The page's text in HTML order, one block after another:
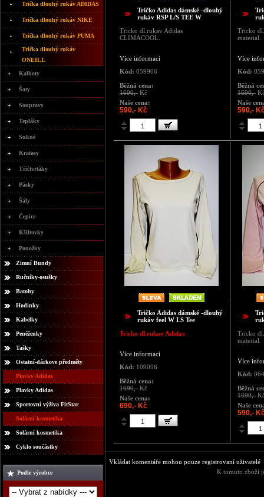
Trička dlouhý rukáv ADIDAS
Trička dlouhý rukáv NIKE
Trička dlouhý rukáv PUMA
Trička dlouhý rukáv
ONEILL
Kalhoty
Šaty
Soupravy
Tepláky
Sukně
Kratasy
Třičtvrtáky
Pásky
Šály
Čepice
Kšiltovky
Ponožky
Zimní Bundy
Ručníky-osušky
Batohy
Hodinky
Kabelky
Peněženky
Tašky
Ostatní-dárkove předměty
Plavky Adidas
Plavky Adidas
Sportovní výživa FitStar
Solární kosmetika
Solární kosmetika
Cyklo součástky
Podle výrobce
Tričko Adidas dámské -dlouhý
rukáv RSP L/S TEE W
Tricko dl.rukav Adidas
CLIMACOOL.
Více informací
Kód: 059906
Běžná cena:
1690,- Kč
Naše cena:
590,- Kč
Tricko
material.
Více
Kód:
Běžná
1690,-
Naše
590,-
Tričko Adidas dámské -dlouhý
rukáv feel W LS Tee
Tricko dl.rukav Adidas
Více informací
Kód: 109096
Běžná cena:
1690,- Kč
Naše cena:
690,- Kč
Tricko
material.
Více
Kód:
Běžná
1690,-
Naše
590,-
Vkládat komentáře mohou pouze registrovaní uživatelé
K tomuto zboží